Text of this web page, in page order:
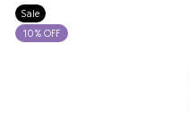
Sale
10% OFF